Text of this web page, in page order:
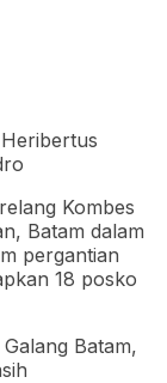
Kombes
Batam dalam
pergantian
18 posko
Batam,